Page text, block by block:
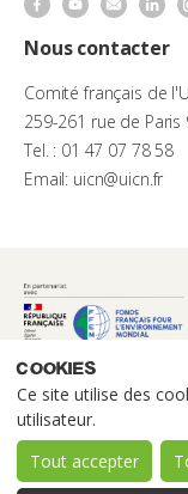
Cookies
Ce site utilise des
utilisateur.
Tout accepter
Nous contacter
Comité français de
259-261 rue de
Tel. : 01 47 07 78 58
Email: uicn@uicn.fr